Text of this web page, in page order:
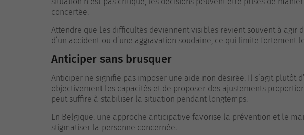
concertée.
Attendre que les difficultés deviennent visibles revient souvent à agir
d’un accident ou d’une aggravation soudaine, ce qui limite fortement
Anticiper sans brusquer
Anticiper ne signifie pas imposer une aide non désirée. Il s’agit plutôt
objectivement les capacités et de proposer des ajustements
peut suffire à stabiliser la situation pendant longtemps.
En Belgique, une approche anticipative favorise la prévention et le
stigmatiser la personne concernée.